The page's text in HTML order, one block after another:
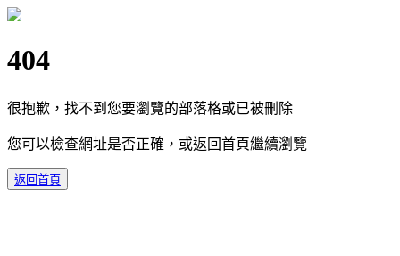
404
很抱歉，找不到您要瀏覽的部落格或已被刪除
您可以檢查網址是否正確，或返回首頁繼續瀏覽
返回首頁